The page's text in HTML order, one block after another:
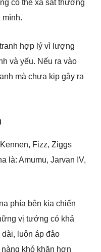
có thể xã sát thương
mình.
hợp lý vì lượng
và yếu. Nếu ra vào
mà chưa kịp gây ra
Fizz, Ziggs
là: Amumu, Jarvan IV,
phía bên kia chiến
vị tướng có khả
dài, luôn áp đảo
khó khăn hơn